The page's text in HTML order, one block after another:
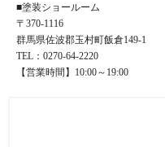
■塗装ショールーム
〒370-1116
群馬県佐波郡玉村町飯倉149-1
TEL：0270-64-2220
【営業時間】10:00～19:00